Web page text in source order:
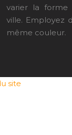
varier la forme
ville. Employez
même couleur.
site